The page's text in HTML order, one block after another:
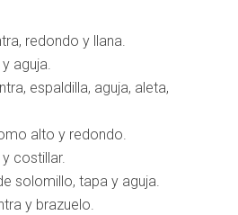
redondo y llana.
aguja.
espaldilla, aguja, aleta,
alto y redondo.
costillar.
solomillo, tapa y aguja.
y brazuelo.